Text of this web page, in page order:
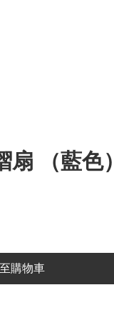
扇 （藍色）
購物車